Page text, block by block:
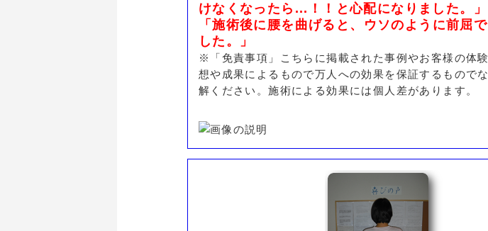
けなくなったら...！！と心配になりました。」
「施術後に腰を曲げると、ウソのように前屈
した。」
※「免責事項」こちらに掲載された事例やお客様の体
想や成果によるもので万人への効果を保証するもので
解ください。施術による効果には個人差があります。